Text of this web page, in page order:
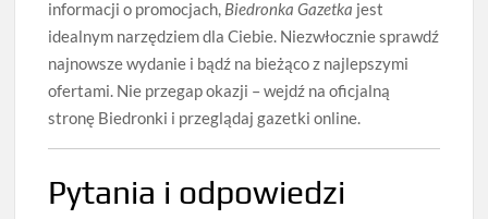
informacji o promocjach, Biedronka Gazetka jest
idealnym narzędziem dla Ciebie. Niezwłocznie sprawdź
najnowsze wydanie i bądź na bieżąco z najlepszymi
ofertami. Nie przegap okazji – wejdź na oficjalną
stronę Biedronki i przeglądaj gazetki online.
Pytania i odpowiedzi